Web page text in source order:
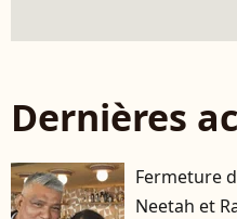
Dernières
Fermeture
Neetah et